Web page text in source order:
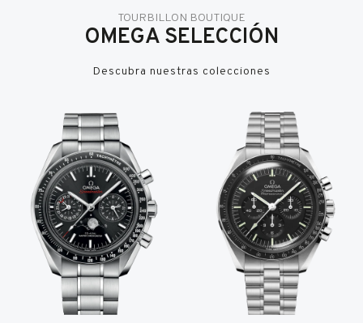
TOURBILLON BOUTIQUE
OMEGA SELECCIÓN
Descubra nuestras colecciones